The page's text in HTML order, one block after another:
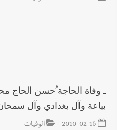
بياعة وآل بغدادي وآل
2010-02-16 الوفيات